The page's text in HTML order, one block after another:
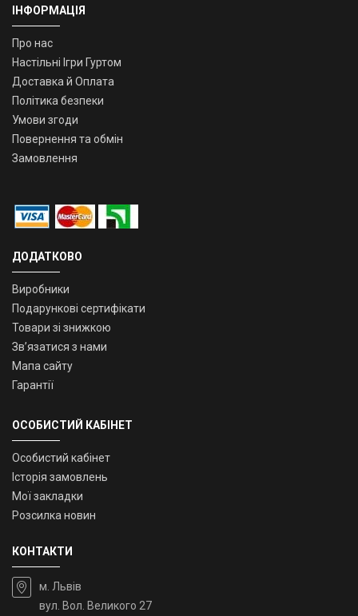
ІНФОРМАЦІЯ
Про нас
Настільні Ігри Гуртом
Доставка й Оплата
Політика безпеки
Умови згоди
Повернення та обмін
Замовлення
ДОДАТКОВО
Виробники
Подарункові сертифікати
Товари зі знижкою
Зв’язатися з нами
Мапа сайту
Гарантії
ОСОБИСТИЙ КАБІНЕТ
Особистий кабінет
Історія замовлень
Мої закладки
Розсилка новин
КОНТАКТИ
м. Львів
вул. Вол. Великого 27